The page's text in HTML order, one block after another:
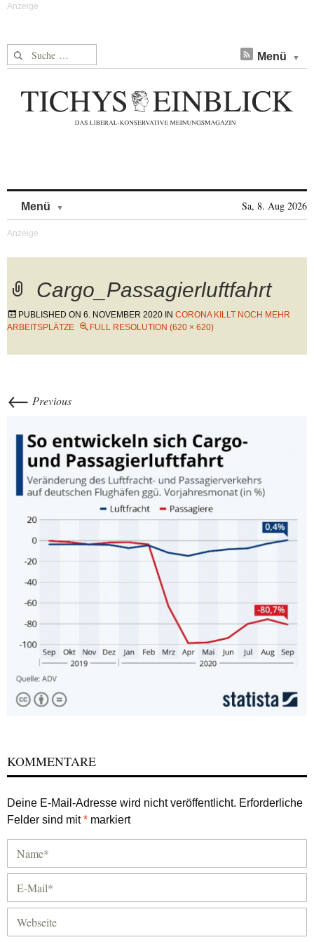
Suche nach: Menü
Menü Sa, 8. Aug 2026
Cargo_Passagierluftfahrt
PUBLISHED ON 6. NOVEMBER 2020 IN CORONA KILLT NOCH MEHR
ARBEITSPLÄTZE
FULL RESOLUTION (620 × 620)
← Previous
KOMMENTARE
Deine E-Mail-Adresse wird nicht veröffentlicht. Erforderliche
Felder sind mit* markiert